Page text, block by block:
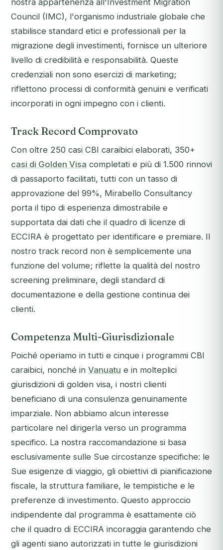
nostra appartenenza all'Investment Migration
Council (IMC), l'organismo industriale globale che
stabilisce standard etici e professionali per la
migrazione degli investimenti, fornisce un ulteriore
livello di credibilità e responsabilità. Queste
credenziali non sono esercizi di marketing;
riflettono processi di conformità genuini e verificati
incorporati in ogni impegno con i clienti.
Track Record Comprovato
Con oltre 250 casi CBI caraibici elaborati, 350+
casi di Golden Visa completati e più di 1.500 rinnovi
di passaporto facilitati, tutti con un tasso di
approvazione del 99%, Mirabello Consultancy
porta il tipo di esperienza dimostrabile e
supportata dai dati che il quadro di licenze di
ECCIRA è progettato per identificare e premiare. Il
nostro track record non è semplicemente una
funzione del volume; riflette la qualità del nostro
screening preliminare, degli standard di
documentazione e della gestione continua dei
clienti.
Competenza Multi-Giurisdizionale
Poiché operiamo in tutti e cinque i programmi CBI
caraibici, nonché in Vanuatu e in molteplici
giurisdizioni di golden visa, i nostri clienti
beneficiano di una consulenza genuinamente
imparziale. Non abbiamo alcun interesse
particolare nel dirigerla verso un programma
specifico. La nostra raccomandazione si basa
esclusivamente sulle Sue circostanze specifiche: le
Sue esigenze di viaggio, gli obiettivi di pianificazione
fiscale, la struttura familiare, le tempistiche e le
preferenze di investimento. Questo approccio
indipendente dal programma è esattamente ciò
che il quadro di ECCIRA incoraggia garantendo che
gli agenti siano autorizzati in tutte le giurisdizioni